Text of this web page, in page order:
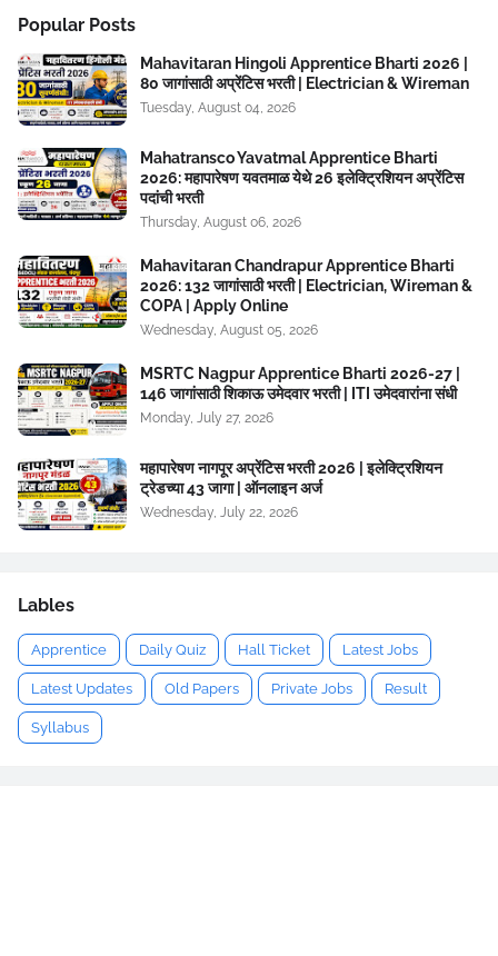
Popular Posts
Mahavitaran Hingoli Apprentice Bharti 2026 |
80 जागांसाठी अप्रेंटिस भरती | Electrician & Wireman
Tuesday, August 04, 2026
Mahatransco Yavatmal Apprentice Bharti
2026: महापारेषण यवतमाळ येथे 26 इलेक्ट्रिशियन अप्रेंटिस
पदांची भरती
Thursday, August 06, 2026
Mahavitaran Chandrapur Apprentice Bharti
2026: 132 जागांसाठी भरती | Electrician, Wireman &
COPA | Apply Online
Wednesday, August 05, 2026
MSRTC Nagpur Apprentice Bharti 2026-27 |
146 जागांसाठी शिकाऊ उमेदवार भरती | ITI उमेदवारांना संधी
Monday, July 27, 2026
महापारेषण नागपूर अप्रेंटिस भरती 2026 | इलेक्ट्रिशियन
ट्रेडच्या 43 जागा | ऑनलाइन अर्ज
Wednesday, July 22, 2026
Lables
Apprentice Daily Quiz Hall Ticket Latest Jobs
Latest Updates Old Papers Private Jobs Result
Syllabus